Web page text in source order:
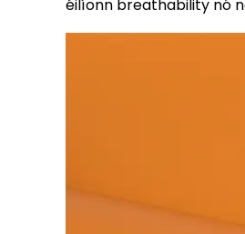
éilíonn breathability nó